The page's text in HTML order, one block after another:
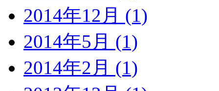
2014年12月 (1)
2014年5月 (1)
2014年2月 (1)